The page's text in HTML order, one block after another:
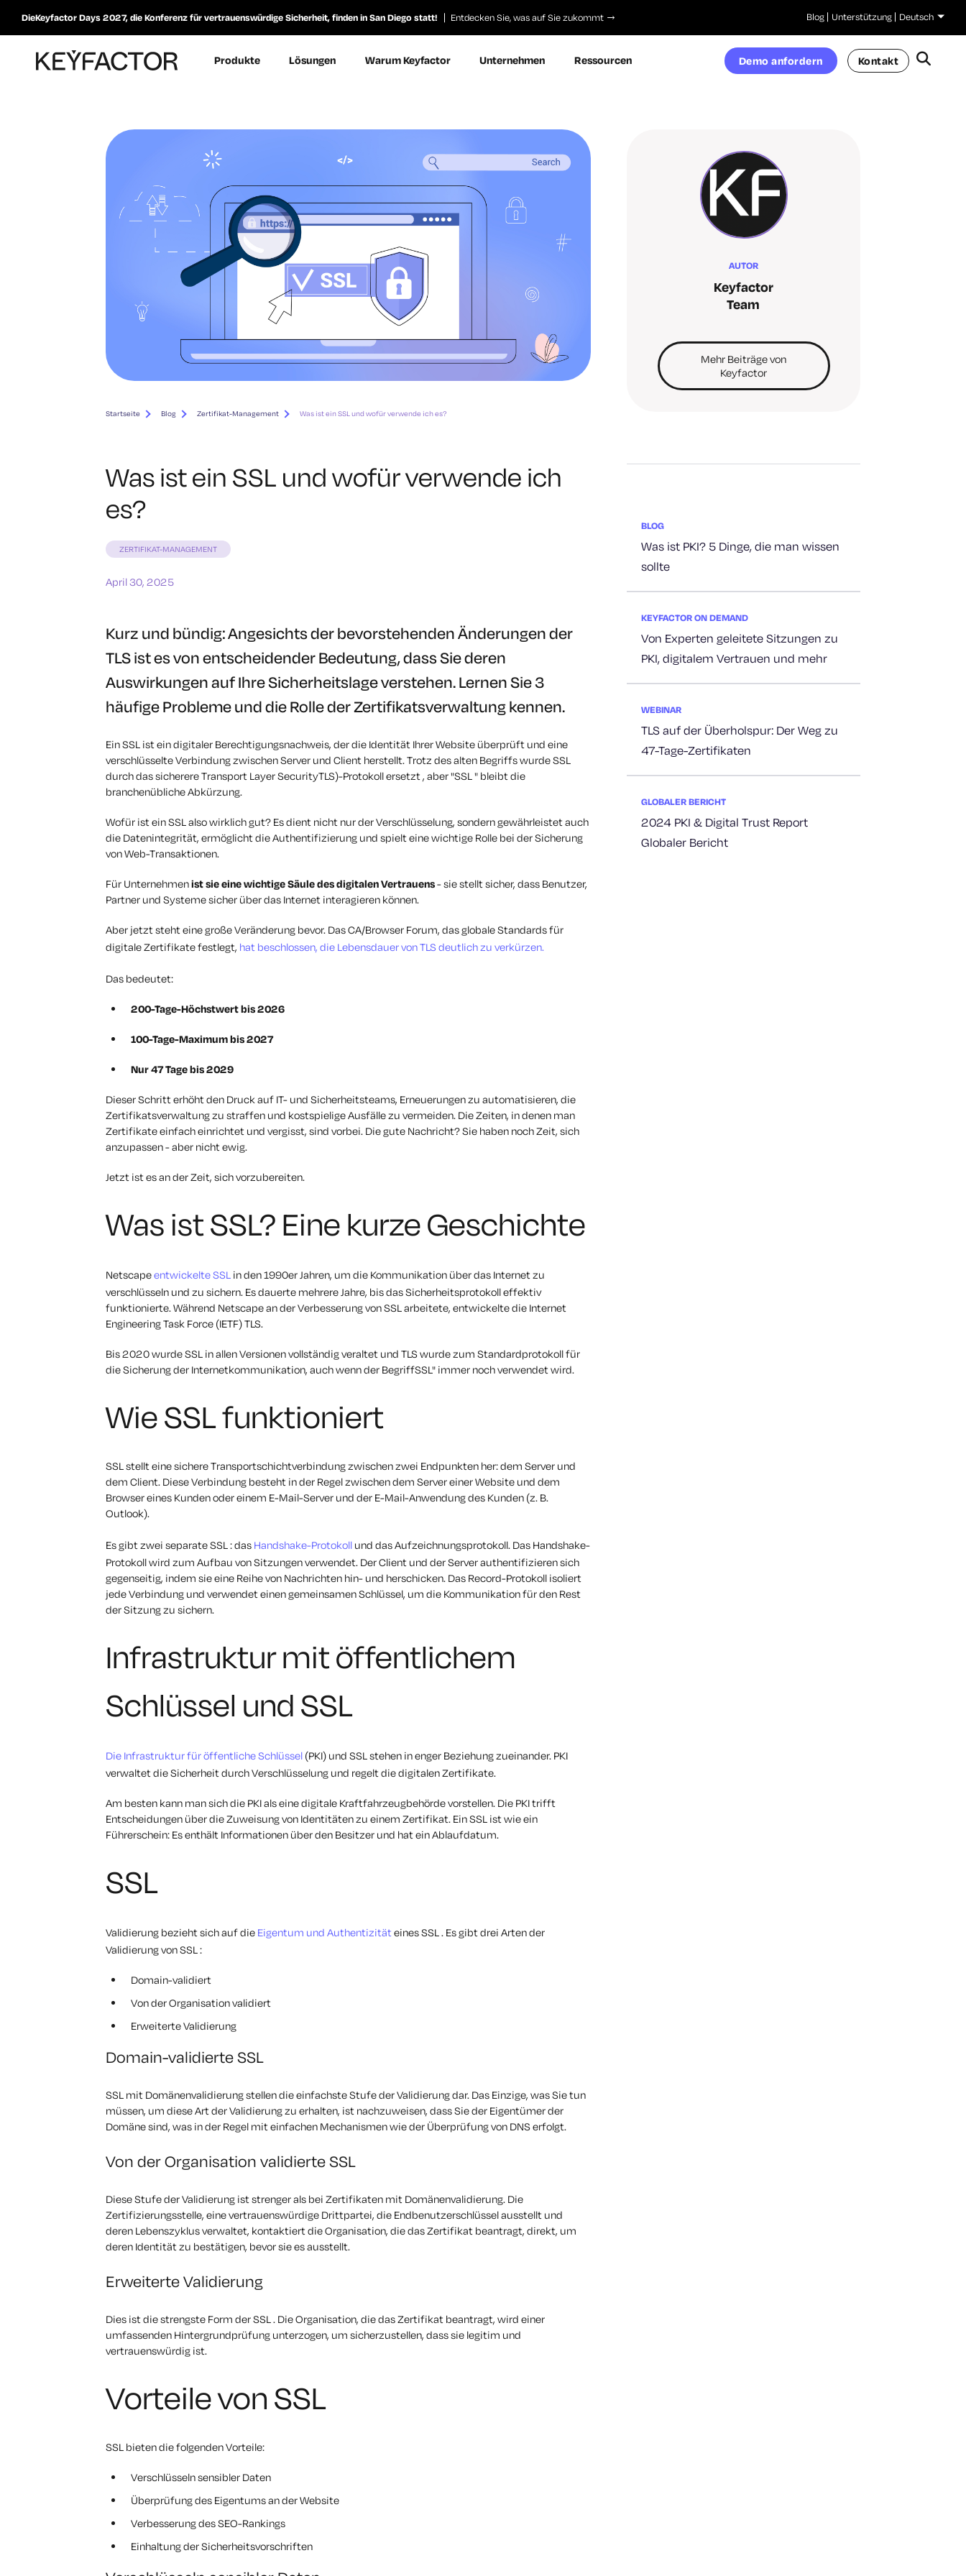
DieKeyfactor Days 2027, die Konferenz für vertrauenswürdige Sicherheit, finden in San Diego statt! Entdecken Sie, was auf Sie zukommt Blog Unterstützung Deutsch
Produkte Lösungen Warum Keyfactor Unternehmen Ressourcen Demo anfordern Kontakt
Startseite Blog Zertifikat-Management Was ist ein SSL und wofür verwende ich es?
Was ist ein SSL und wofür verwende ich
es?
ZERTIFIKAT-MANAGEMENT
April 30, 2025
Kurz und bündig: Angesichts der bevorstehenden Änderungen der
TLS ist es von entscheidender Bedeutung, dass Sie deren
Auswirkungen auf Ihre Sicherheitslage verstehen. Lernen Sie 3
häufige Probleme und die Rolle der Zertifikatsverwaltung kennen.
Ein SSL ist ein digitaler Berechtigungsnachweis, der die Identität Ihrer Website überprüft und eine
verschlüsselte Verbindung zwischen Server und Client herstellt. Trotz des alten Begriffs wurde SSL
durch das sicherere Transport Layer SecurityTLS)-Protokoll ersetzt , aber"SSL " bleibt die
branchenübliche Abkürzung.
Wofür ist ein SSL also wirklich gut? Es dient nicht nur der Verschlüsselung, sondern gewährleistet auch
die Datenintegrität, ermöglicht die Authentifizierung und spielt eine wichtige Rolle bei der Sicherung
von Web-Transaktionen.
Für Unternehmenist sie eine wichtige Säule des digitalen Vertrauens- sie stellt sicher, dass Benutzer,
Partner und Systeme sicher über das Internet interagieren können.
Aber jetzt steht eine große Veränderung bevor. Das CA/Browser Forum, das globale Standards für
digitale Zertifikate festlegt, hat beschlossen, die Lebensdauer von TLS deutlich zu verkürzen.
Das bedeutet:
200-Tage-Höchstwert bis 2026
100-Tage-Maximum bis 2027
Nur 47 Tage bis 2029
Dieser Schritt erhöht den Druck auf IT- und Sicherheitsteams, Erneuerungen zu automatisieren, die
Zertifikatsverwaltung zu straffen und kostspielige Ausfälle zu vermeiden. Die Zeiten, in denen man
Zertifikate einfach einrichtet und vergisst, sind vorbei. Die gute Nachricht? Sie haben noch Zeit, sich
anzupassen- aber nicht ewig.
Jetzt ist es an der Zeit, sich vorzubereiten.
Was ist SSL? Eine kurze Geschichte
Netscapeentwickelte SSL in den 1990er Jahren, um die Kommunikation über das Internet zu
verschlüsseln und zu sichern. Es dauerte mehrere Jahre, bis das Sicherheitsprotokoll effektiv
funktionierte. Während Netscape an der Verbesserung von SSL arbeitete, entwickelte die Internet
Engineering Task Force (IETF) TLS.
Bis 2020 wurde SSL in allen Versionen vollständig veraltet und TLS wurde zum Standardprotokoll für
die Sicherung der Internetkommunikation, auch wenn der BegriffSSL" immer noch verwendet wird.
Wie SSL funktioniert
SSL stellt eine sichere Transportschichtverbindung zwischen zwei Endpunkten her: dem Server und
dem Client. Diese Verbindung besteht in der Regel zwischen dem Server einer Website und dem
Browser eines Kunden oder einem E-Mail-Server und der E-Mail-Anwendung des Kunden (z. B.
Outlook).
Es gibt zwei separate SSL : das Handshake-Protokoll und das Aufzeichnungsprotokoll. Das Handshake-
Protokoll wird zum Aufbau von Sitzungen verwendet. Der Client und der Server authentifizieren sich
gegenseitig, indem sie eine Reihe von Nachrichten hin- und herschicken. Das Record-Protokoll isoliert
jede Verbindung und verwendet einen gemeinsamen Schlüssel, um die Kommunikation für den Rest
der Sitzung zu sichern.
Infrastruktur mit öffentlichem
Schlüssel und SSL
Die Infrastruktur für öffentliche Schlüssel (PKI) und SSL stehen in enger Beziehung zueinander. PKI
verwaltet die Sicherheit durch Verschlüsselung und regelt die digitalen Zertifikate.
Am besten kann man sich die PKI als eine digitale Kraftfahrzeugbehörde vorstellen. Die PKI trifft
Entscheidungen über die Zuweisung von Identitäten zu einem Zertifikat. Ein SSL ist wie ein
Führerschein: Es enthält Informationen über den Besitzer und hat ein Ablaufdatum.
SSL
Validierung bezieht sich auf die Eigentum und Authentizität eines SSL . Es gibt drei Arten der
Validierung von SSL :
Domain-validiert
Von der Organisation validiert
Erweiterte Validierung
Domain-validierte SSL
SSL mit Domänenvalidierung stellen die einfachste Stufe der Validierung dar. Das Einzige, was Sie tun
müssen, um diese Art der Validierung zu erhalten, ist nachzuweisen, dass Sie der Eigentümer der
Domäne sind, was in der Regel mit einfachen Mechanismen wie der Überprüfung von DNS erfolgt.
Von der Organisation validierte SSL
Diese Stufe der Validierung ist strenger als bei Zertifikaten mit Domänenvalidierung. Die
Zertifizierungsstelle, eine vertrauenswürdige Drittpartei, die Endbenutzerschlüssel ausstellt und
deren Lebenszyklus verwaltet, kontaktiert die Organisation, die das Zertifikat beantragt, direkt, um
deren Identität zu bestätigen, bevor sie es ausstellt.
Erweiterte Validierung
Dies ist die strengste Form der SSL . Die Organisation, die das Zertifikat beantragt, wird einer
umfassenden Hintergrundprüfung unterzogen, um sicherzustellen, dass sie legitim und
vertrauenswürdig ist.
Vorteile von SSL
SSL bieten die folgenden Vorteile:
Verschlüsseln sensibler Daten
Überprüfung des Eigentums an der Website
Verbesserung des SEO-Rankings
Einhaltung der Sicherheitsvorschriften
AUTOR
Keyfactor
Team
Mehr Beiträge von
Keyfactor
BLOG
Was ist PKI? 5 Dinge, die man wissen
sollte
KEYFACTOR ON DEMAND
Von Experten geleitete Sitzungen zu
PKI, digitalem Vertrauen und mehr
WEBINAR
TLS auf der Überholspur: Der Weg zu
47-Tage-Zertifikaten
GLOBALER BERICHT
2024 PKI & Digital Trust Report
Globaler Bericht